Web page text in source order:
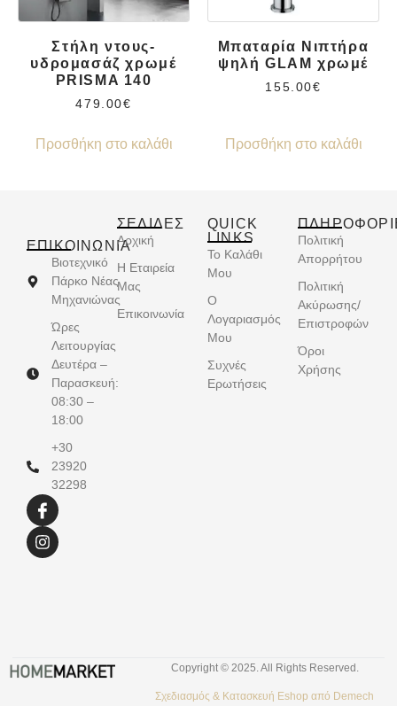
Στήλη ντους-
υδρομασάζ χρωμέ
PRISMA 140
479.00€
Προσθήκη στο καλάθι
Μπαταρία Νιπτήρα
ψηλή GLAM χρωμέ
155.00€
Προσθήκη στο καλάθι
ΕΠΙΚΟΙΝΩΝΊΑ
Βιοτεχνικό
Πάρκο Νέας
Μηχανιώνας
Ώρες
Λειτουργίας
Δευτέρα –
Παρασκευή:
08:30 –
18:00
+30
23920
32298
ΣΕΛΙΔΕΣ
Αρχική
Η Εταιρεία
Μας
Επικοινωνία
QUICK
LINKS
Το Καλάθι
Μου
Ο
Λογαριασμός
Μου
Συχνές
Ερωτήσεις
Πολιτική
Απορρήτου
Πολιτική
Ακύρωσης/
Επιστροφών
Όροι
Χρήσης
Copyright © 2025. All Rights Reserved.
Σχεδιασμός & Κατασκευή Eshop από Demech